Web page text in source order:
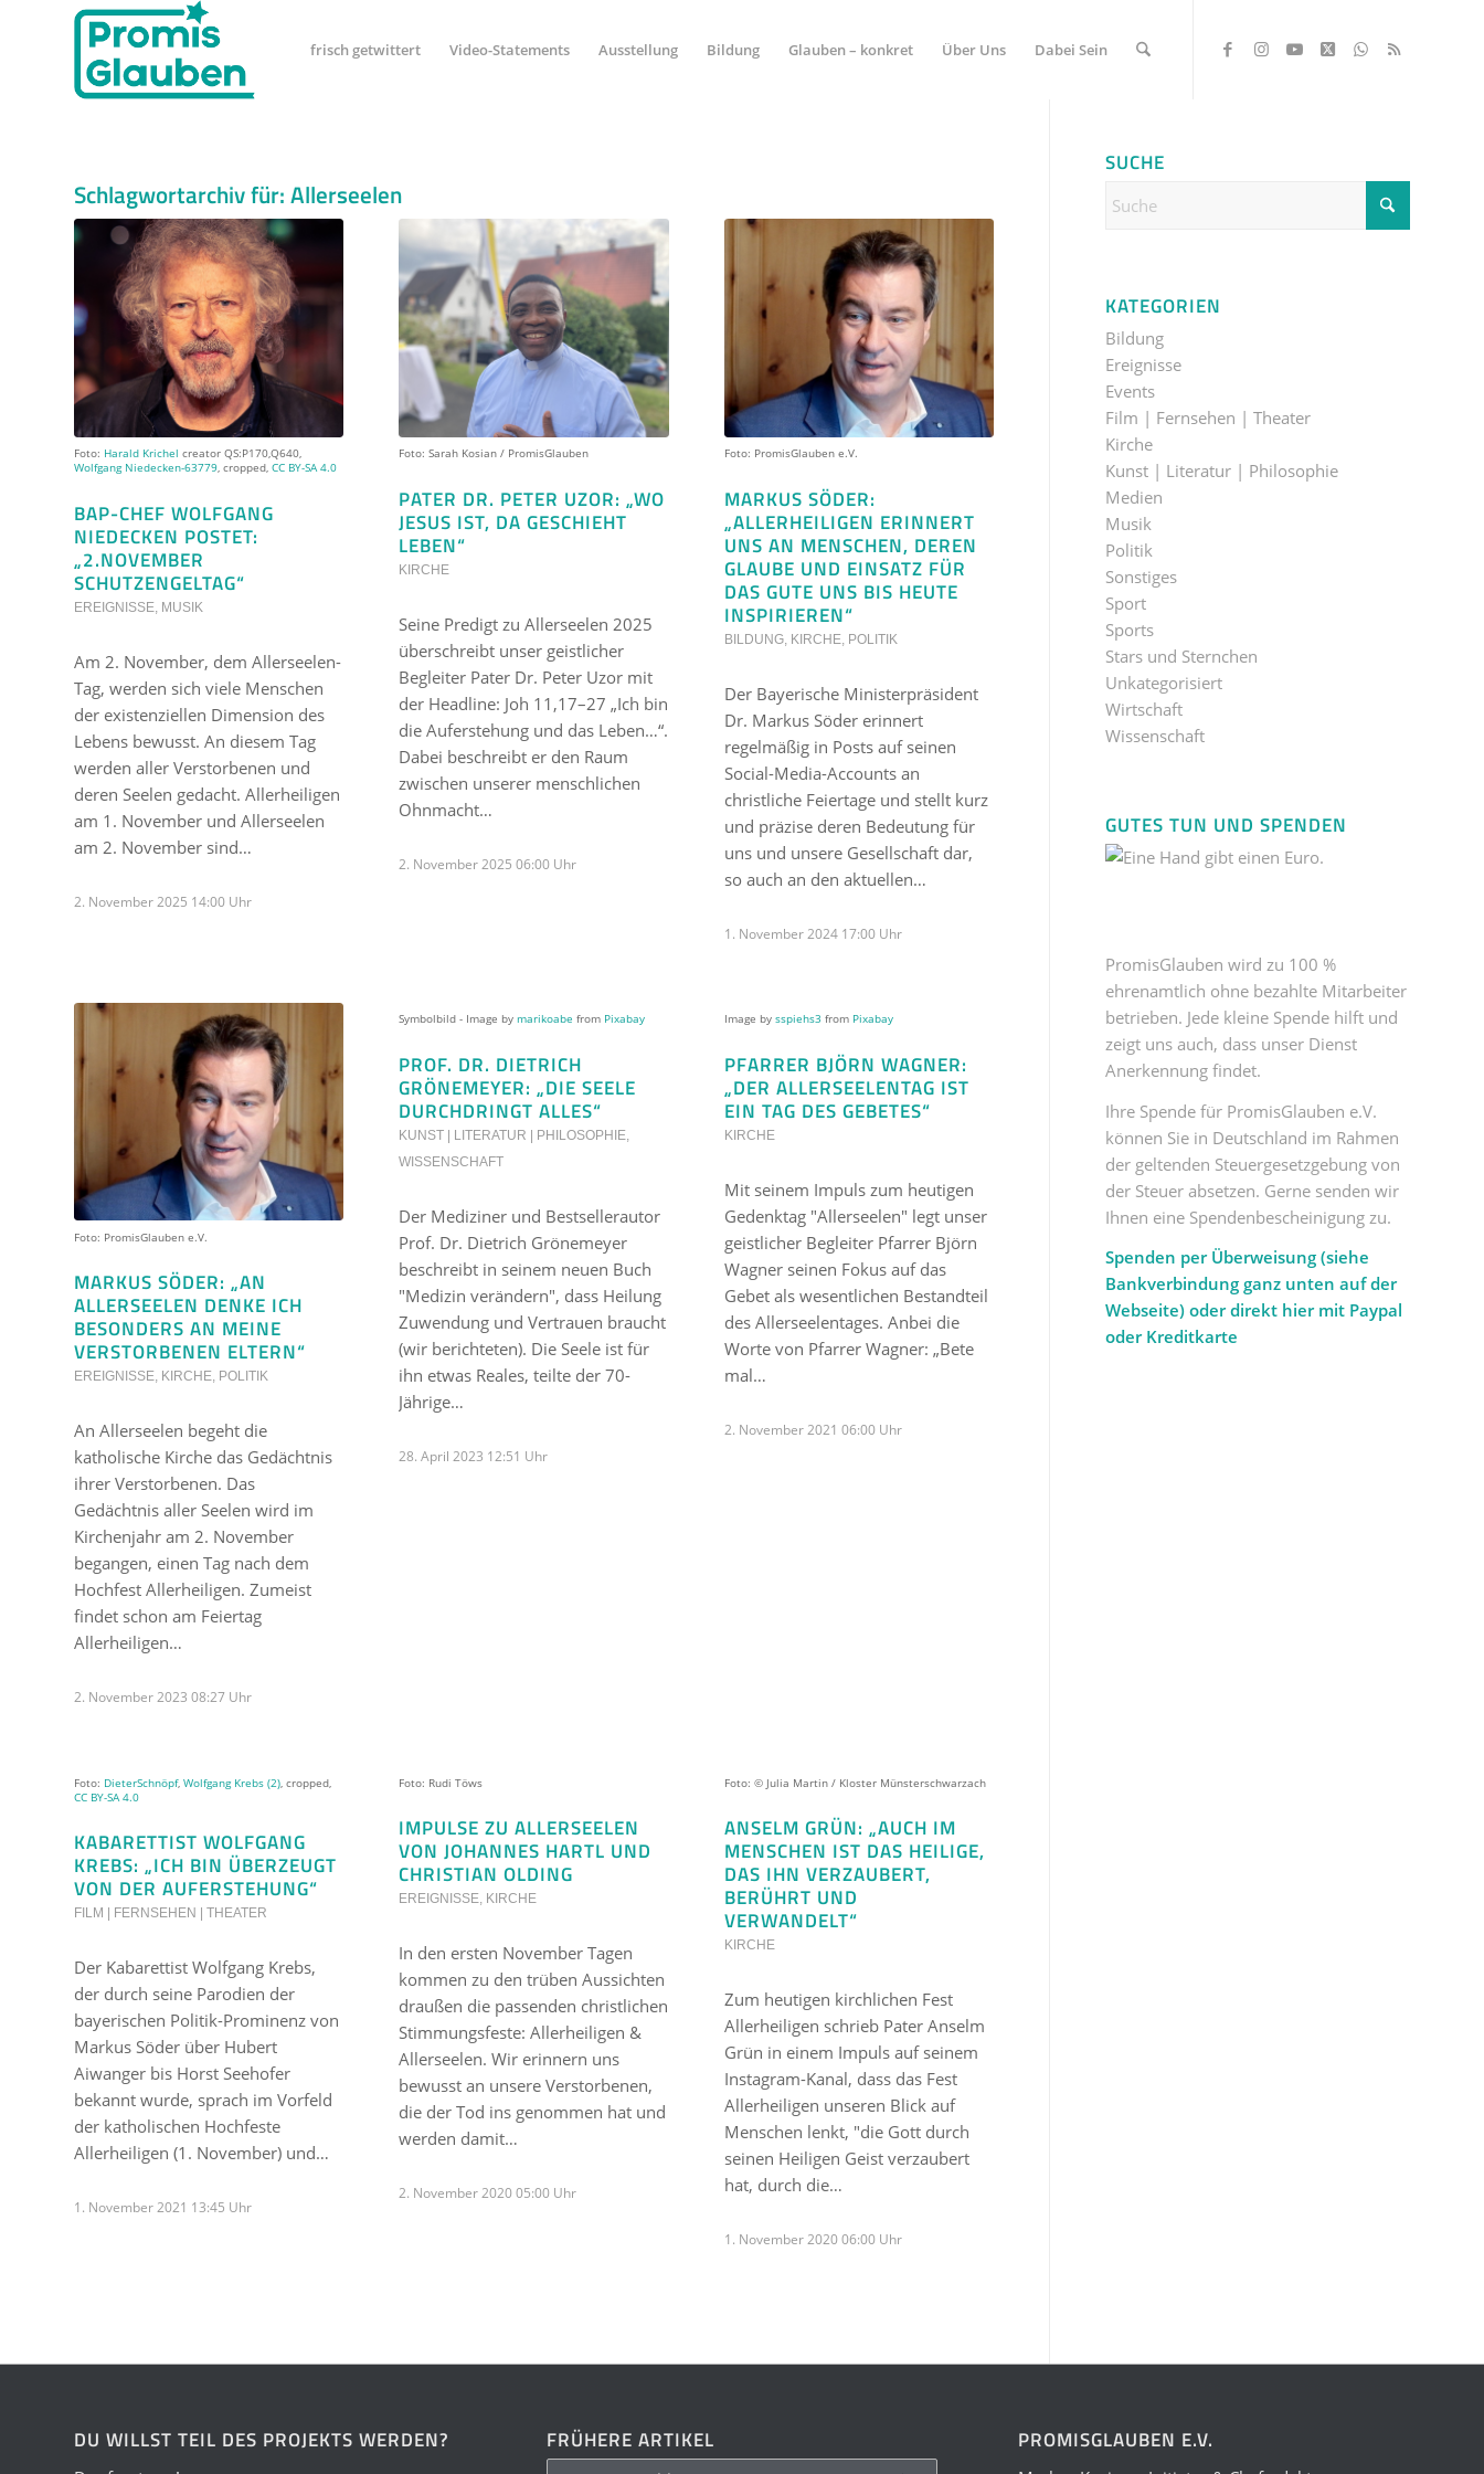
frisch getwittert Video-Statements Ausstellung Bildung Glauben – konkret Über Uns Dabei Sein
Schlagwortarchiv für:Allerseelen
Foto: Harald Krichel creator QS:P170,Q640,
Wolfgang Niedecken-63779, cropped, CC BY-SA 4.0
BAP-CHEF WOLFGANG
NIEDECKEN POSTET:
„2.NOVEMBER
SCHUTZENGELTAG“
EREIGNISSE MUSIK
Am 2. November, dem Allerseelen-
Tag, werden sich viele Menschen
der existenziellen Dimension des
Lebens bewusst. An diesem Tag
werden aller Verstorbenen und
deren Seelen gedacht. Allerheiligen
am 1. November und Allerseelen
am 2. November sind…
2. November 2025 14:00 Uhr
Foto: Sarah Kosian / PromisGlauben
PATER DR. PETER UZOR: „WO
JESUS IST, DA GESCHIEHT
LEBEN“
KIRCHE
Seine Predigt zu Allerseelen 2025
überschreibt unser geistlicher
Begleiter Pater Dr. Peter Uzor mit
der Headline: Joh 11,17–27 „Ich bin
die Auferstehung und das Leben…“.
Dabei beschreibt er den Raum
zwischen unserer menschlichen
Ohnmacht…
2. November 2025 06:00 Uhr
Foto: PromisGlauben e.V.
MARKUS SÖDER:
„ALLERHEILIGEN ERINNERT
UNS AN MENSCHEN, DEREN
GLAUBE UND EINSATZ FÜR
DAS GUTE UNS BIS HEUTE
INSPIRIEREN“
BILDUNG, KIRCHE, POLITIK
Der Bayerische Ministerpräsident
Dr. Markus Söder erinnert
regelmäßig in Posts auf seinen
Social-Media-Accounts an
christliche Feiertage und stellt kurz
und präzise deren Bedeutung für
uns und unsere Gesellschaft dar,
so auch an den aktuellen…
1. November 2024 17:00 Uhr
Foto: PromisGlauben e.V.
MARKUS SÖDER: „AN
ALLERSEELEN DENKE ICH
BESONDERS AN MEINE
VERSTORBENEN ELTERN“
EREIGNISSE, KIRCHE, POLITIK
An Allerseelen begeht die
katholische Kirche das Gedächtnis
ihrer Verstorbenen. Das
Gedächtnis aller Seelen wird im
Kirchenjahr am 2. November
begangen, einen Tag nach dem
Hochfest Allerheiligen. Zumeist
findet schon am Feiertag
Allerheiligen…
2. November 2023 08:27 Uhr
Symbolbild - Image bymarikoabe from Pixabay
PROF. DR. DIETRICH
GRÖNEMEYER: „DIE SEELE
DURCHDRINGT ALLES“
KUNST | LITERATUR | PHILOSOPHIE
WISSENSCHAFT
Der Mediziner und Bestsellerautor
Prof. Dr. Dietrich Grönemeyer
beschreibt in seinem neuen Buch
"Medizin verändern", dass Heilung
Zuwendung und Vertrauen braucht
(wir berichteten). Die Seele ist für
ihn etwas Reales, teilte der 70-
Jährige…
28. April 2023 12:51 Uhr
Image by sspiehs3 from Pixabay
PFARRER BJÖRN WAGNER:
„DER ALLERSEELENTAG IST
EIN TAG DES GEBETES“
KIRCHE
Mit seinem Impuls zum heutigen
Gedenktag "Allerseelen" legt unser
geistlicher Begleiter Pfarrer Björn
Wagner seinen Fokus auf das
Gebet als wesentlichen Bestandteil
des Allerseelentages. Anbei die
Worte von Pfarrer Wagner: „Bete
mal…
2. November 2021 06:00 Uhr
Foto: DieterSchnöpf, Wolfgang Krebs (2) , cropped,
CC BY-SA 4.0
KABARETTIST WOLFGANG
KREBS: „ICH BIN ÜBERZEUGT
VON DER AUFERSTEHUNG“
FILM | FERNSEHEN | THEATER
Der Kabarettist Wolfgang Krebs,
der durch seine Parodien der
bayerischen Politik-Prominenz von
Markus Söder über Hubert
Aiwanger bis Horst Seehofer
bekannt wurde, sprach im Vorfeld
der katholischen Hochfeste
Allerheiligen (1. November) und…
1. November 2021 13:45 Uhr
Foto: Rudi Töws
IMPULSE ZU ALLERSEELEN
VON JOHANNES HARTL UND
CHRISTIAN OLDING
EREIGNISSE, KIRCHE
In den ersten November Tagen
kommen zu den trüben Aussichten
draußen die passenden christlichen
Stimmungsfeste: Allerheiligen &
Allerseelen. Wir erinnern uns
bewusst an unsere Verstorbenen,
die der Tod ins genommen hat und
werden damit…
2. November 2020 05:00 Uhr
Foto: © Julia Martin / Kloster Münsterschwarzach
ANSELM GRÜN: „AUCH IM
MENSCHEN IST DAS HEILIGE,
DAS IHN VERZAUBERT,
BERÜHRT UND
VERWANDELT“
KIRCHE
Zum heutigen kirchlichen Fest
Allerheiligen schrieb Pater Anselm
Grün in einem Impuls auf seinem
Instagram-Kanal, dass das Fest
Allerheiligen unseren Blick auf
Menschen lenkt, "die Gott durch
seinen Heiligen Geist verzaubert
hat, durch die…
1. November 2020 06:00 Uhr
SUCHE
KATEGORIEN
Bildung
Ereignisse
Events
Film | Fernsehen | Theater
Kirche
Kunst | Literatur | Philosophie
Medien
Musik
Politik
Sonstiges
Sport
Sports
Stars und Sternchen
Unkategorisiert
Wirtschaft
Wissenschaft
GUTES TUN UND SPENDEN
PromisGlauben wird zu 100 %
ehrenamtlich ohne bezahlte Mitarbeiter
betrieben. Jede kleine Spende hilft und
zeigt uns auch, dass unser Dienst
Anerkennung findet.
Ihre Spende für PromisGlauben e.V.
können Sie in Deutschland im Rahmen
der geltenden Steuergesetzgebung von
der Steuer absetzen. Gerne senden wir
Ihnen eine Spendenbescheinigung zu.
Spenden per Überweisung (siehe
Bankverbindung ganz unten auf der
Webseite) oder direkt hier mit Paypal
oder Kreditkarte
DU WILLST TEIL DES PROJEKTS WERDEN? FRÜHERE ARTIKEL PROMISGLAUBEN E.V.